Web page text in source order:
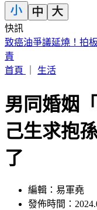
快訊
許富凱開唱！半個演
首頁
男同婚姻
己生求抱
了
發佈時間：
最後更新時間：